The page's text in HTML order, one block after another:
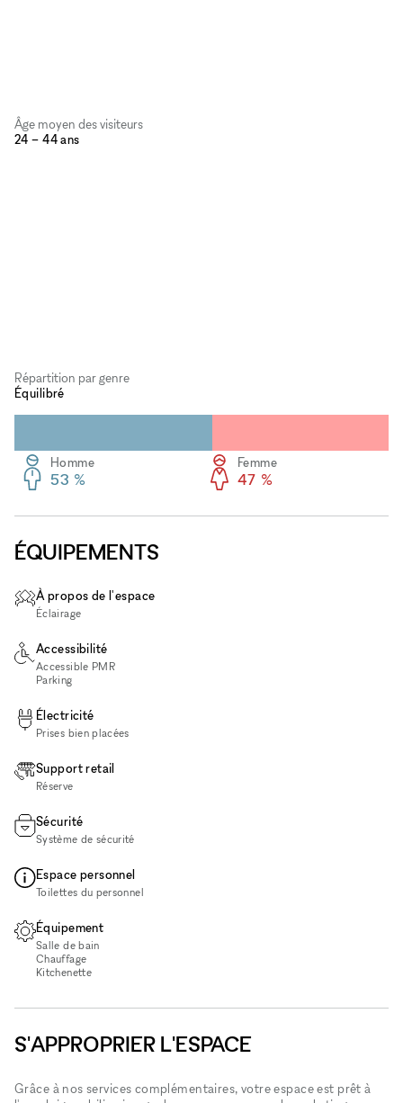
Âge moyen des visiteurs
24 – 44 ans
Répartition par genre
Équilibré
Femme
47 %
Homme
53 %
ÉQUIPEMENTS
À propos de l'espace
Éclairage
Accessibilité
Accessible PMR
Parking
Électricité
Prises bien placées
Support retail
Réserve
Sécurité
Système de sécurité
Espace personnel
Toilettes du personnel
Équipement
Salle de bain
Chauffage
Kitchenette
S'APPROPRIER L'ESPACE
Grâce à nos services complémentaires, votre espace est prêt à